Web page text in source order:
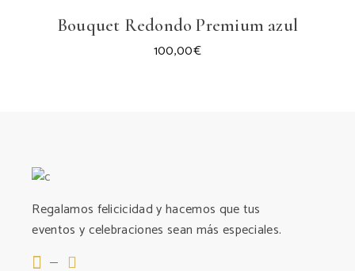
Bouquet Redondo Premium azul
100,00€
Regalamos felicicidad y hacemos que tus
eventos y celebraciones sean más especiales.